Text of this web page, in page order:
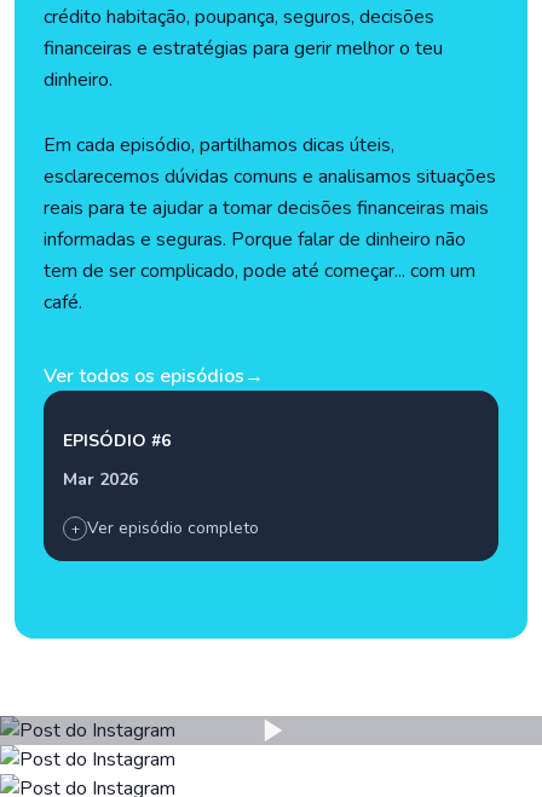
crédito habitação, poupança, seguros, decisões
financeiras e estratégias para gerir melhor o teu
dinheiro.
Em cada episódio, partilhamos dicas úteis,
esclarecemos dúvidas comuns e analisamos situações
reais para te ajudar a tomar decisões financeiras mais
informadas e seguras. Porque falar de dinheiro não
tem de ser complicado, pode até começar... com um
café.
Ver todos os episódios→
EPISÓDIO #6
Mar 2026
+ Ver episódio completo